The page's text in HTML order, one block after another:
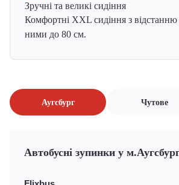
Зручні та великі сидіння
Комфортні XXL сидіння з
ними до 80 см.
Аугсбург Чутове
Автобусні зупинки у